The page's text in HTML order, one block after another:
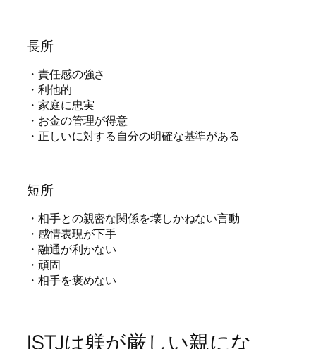
長所
・責任感の強さ
・利他的
・家庭に忠実
・お金の管理が得意
・正しいに対する自分の明確な基準がある
短所
・相手との親密な関係を壊しかねない言動
・感情表現が下手
・融通が利かない
・頑固
・相手を褒めない
ISTJは躾が厳しい親にな